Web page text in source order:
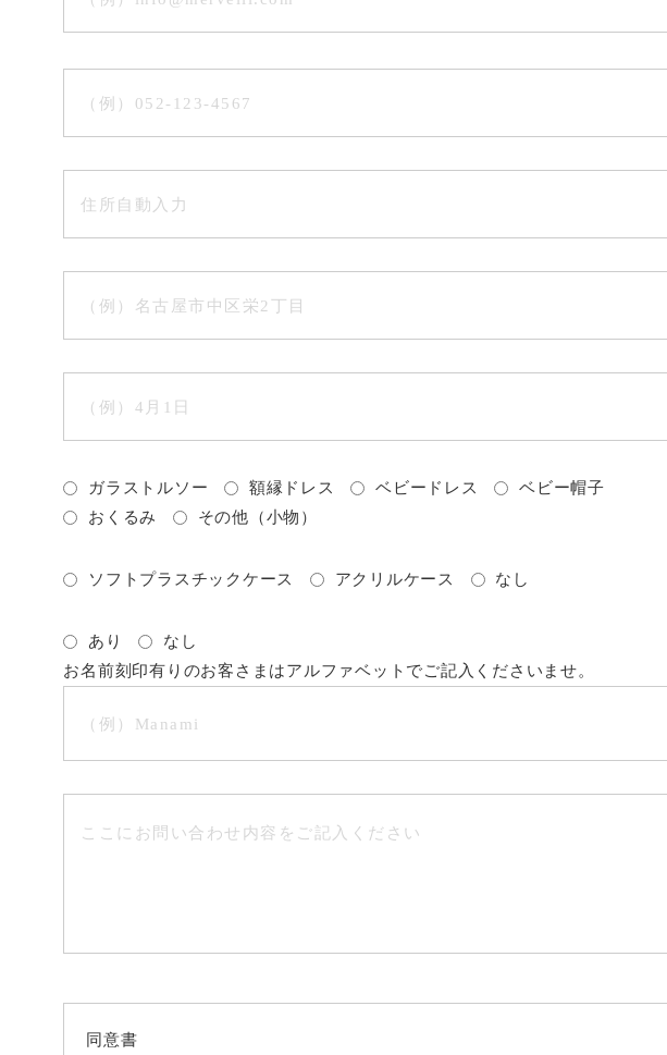
ガラストルソー 額縁ドレス ベビードレス
ベビー帽子
おくるみ
その他（小物）
ソフトプラスチックケース アクリルケース なし
あり
なし
お名前刻印有りのお客さまはアルファベットでご記入くださいませ。
同意書